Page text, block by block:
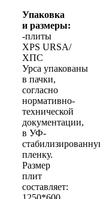
Упаковка
и размеры:
-плиты
XPS URSA/
ХПС
Урса упакованы
в пачки,
согласно
нормативно-
технической
документации,
в УФ-
пленку.
Размер
плит
составляет: